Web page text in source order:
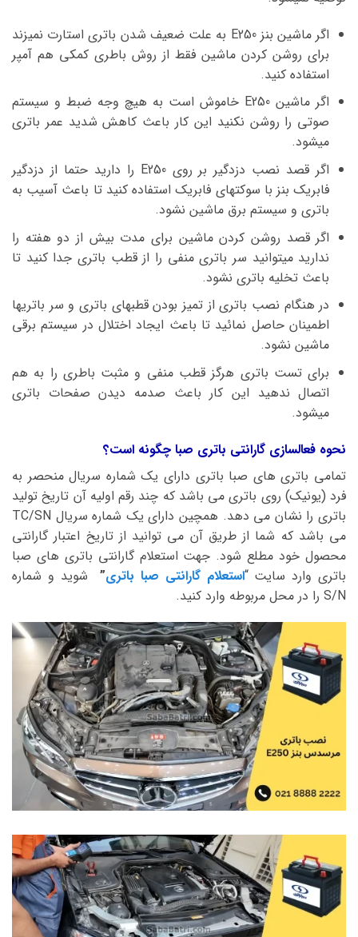
اگر ماشین بنز E250 به علت ضعیف شدن باتری استارت نمیزند
برای روشن کردن ماشین فقط از روش باطری کمکی هم آمپر
استفاده کنید.
اگر ماشین E250 خاموش است به هیچ وجه ضبط و سیستم
صوتی را روشن نکنید این کار باعث کاهش شدید عمر باتری
میشود.
اگر قصد نصب دزدگیر بر روی E250 را دارید حتما از دزدگیر
فابریک بنز با سوکتهای فابریک استفاده کنید تا باعث آسیب به
باتری و سیستم برق ماشین نشود.
اگر قصد روشن کردن ماشین برای مدت بیش از دو هفته را
ندارید میتوانید سر باتری منفی را از قطب باتری جدا کنید تا
باعث تخلیه باتری نشود.
در هنگام نصب باتری از تمیز بودن قطبهای باتری و سر باتریها
اطمینان حاصل نمائید تا باعث ایجاد اختلال در سیستم برقی
ماشین نشود.
برای تست باتری هرگز قطب منفی و مثبت باطری را به هم
اتصال ندهید این کار باعث صدمه دیدن صفحات باتری
میشود.
نحوه فعالسازی گارانتی باتری صبا چگونه است؟
تمامی باتری های صبا باتری دارای یک شماره سریال منحصر به
فرد (یونیک) روی باتری می باشد که چند رقم اولیه آن تاریخ تولید
باتری را نشان می دهد. همچین دارای یک شماره سریال TC/SN
می باشد که شما از طریق آن می توانید از تاریخ اعتبار گارانتی
محصول خود مطلع شود. جهت استعلام گارانتی باتری های صبا
باتری وارد سایت “استعلام گارانتی صبا باتری”
شوید و شماره
S/N را در محل مربوطه وارد کنید.